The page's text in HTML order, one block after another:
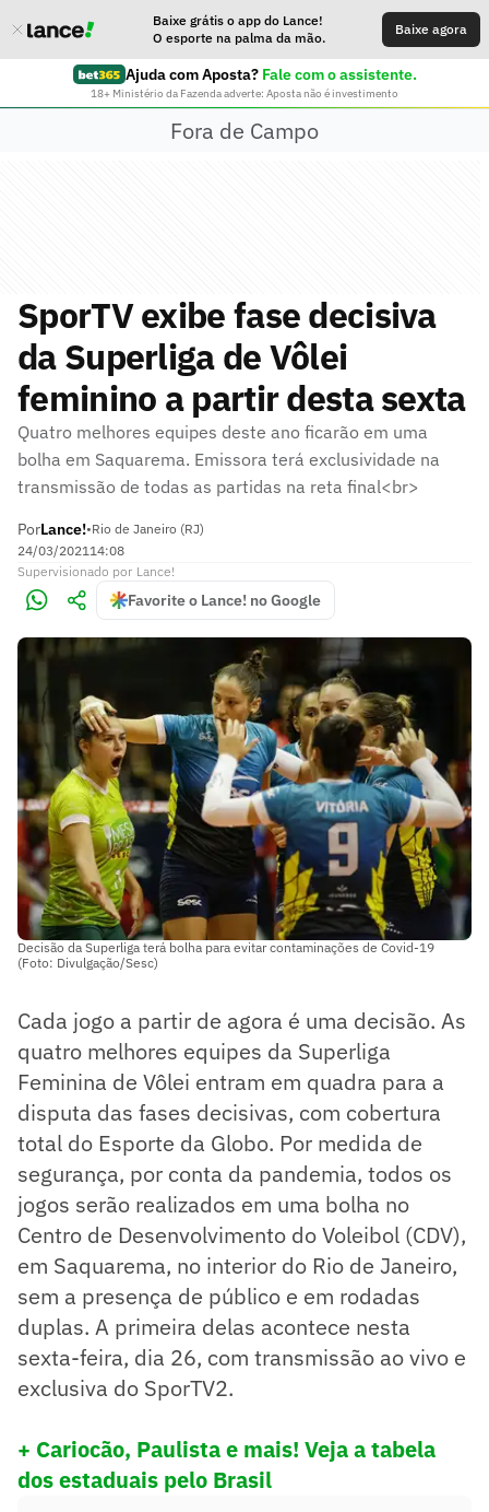
Baixe grátis o app do Lance!
O esporte na palma da mão.
Baixe agora
Ajuda com Aposta? Fale com o assistente.
18+ Ministério da Fazenda adverte: Aposta não é investimento
Fora de Campo
SporTV exibe fase decisiva
da Superliga de Vôlei
feminino a partir desta sexta
Quatro melhores equipes deste ano ficarão em uma
bolha em Saquarema. Emissora terá exclusividade na
transmissão de todas as partidas na reta final<br>
PorLance!•Rio de Janeiro (RJ)
24/03/202114:08
Supervisionado por Lance!
Favorite o Lance! no Google
Decisão da Superliga terá bolha para evitar contaminações de Covid-19
(Foto: Divulgação/Sesc)
Cada jogo a partir de agora é uma decisão. As
quatro melhores equipes da Superliga
Feminina de Vôlei entram em quadra para a
disputa das fases decisivas, com cobertura
total do Esporte da Globo. Por medida de
segurança, por conta da pandemia, todos os
jogos serão realizados em uma bolha no
Centro de Desenvolvimento do Voleibol (CDV),
em Saquarema, no interior do Rio de Janeiro,
sem a presença de público e em rodadas
duplas. A primeira delas acontece nesta
sexta-feira, dia 26, com transmissão ao vivo e
exclusiva do SporTV2.
+ Cariocão, Paulista e mais! Veja a tabela
dos estaduais pelo Brasil